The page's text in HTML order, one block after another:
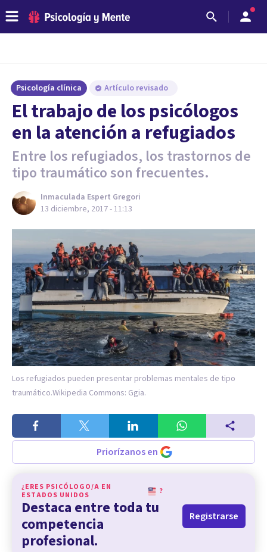
Psicología clínica Artículo revisado
El trabajo de los psicólogos
en la atención a refugiados
Entre los refugiados, los trastornos de
tipo traumático son frecuentes.
Inmaculada Espert Gregori
13 diciembre, 2017 - 11:13
Los refugiados pueden presentar problemas mentales de tipo
traumático.Wikipedia Commons: Ggia.
Priorízanos en
¿ERES PSICÓLOGO/A EN
ESTADOS UNIDOS
?
Destaca entre toda tu
competencia
profesional.
Registrarse